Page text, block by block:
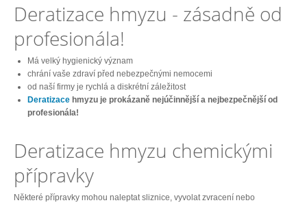
Deratizace hmyzu - zásadně od
profesionála!
Má velký hygienický význam
chrání vaše zdraví před nebezpečnými nemocemi
od naší firmy je rychlá a diskrétní záležitost
Deratizace hmyzu je prokázaně nejúčinnější a nejbezpečnější od
profesionála!
Deratizace hmyzu chemickými
přípravky
Některé přípravky mohou naleptat sliznice, vyvolat zvracení nebo